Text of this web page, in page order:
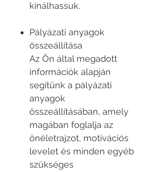
kínálhassuk.
Pályázati anyagok
összeállítása
Az Ön által megadott
információk alapján
segítünk a pályázati
anyagok
összeállításában, amely
magában foglalja az
önéletrajzot, motivációs
levelet és minden egyéb
szükséges